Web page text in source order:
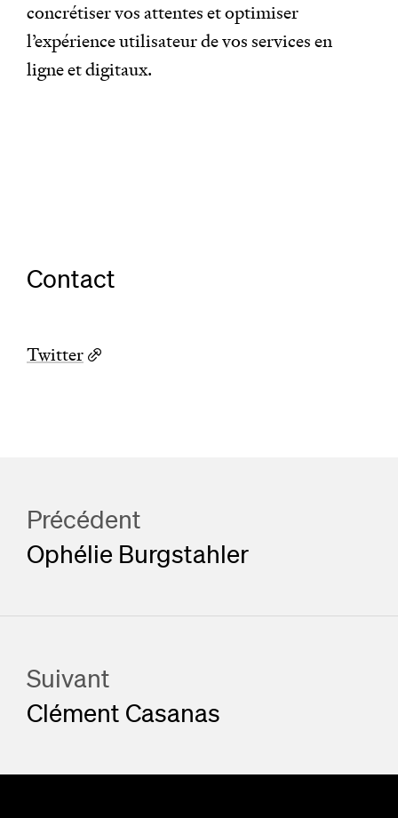
concrétiser vos attentes et optimiser
l’expérience utilisateur de vos services en
ligne et digitaux.
Contact
Twitter
Précédent
Ophélie Burgstahler
Suivant
Clément Casanas